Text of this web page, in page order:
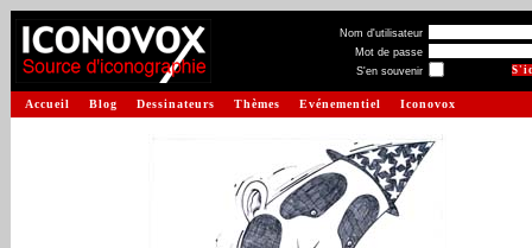
Nom d'utilisateur
Mot de passe
S'en souvenir
Accueil Blog Dessinateurs Thèmes Evénementiel Iconovox